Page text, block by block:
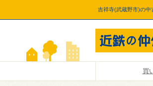
吉祥寺(武蔵野市)の中
買